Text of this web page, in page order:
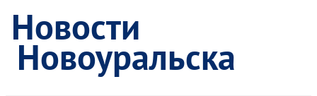
Новости
Новоуральска